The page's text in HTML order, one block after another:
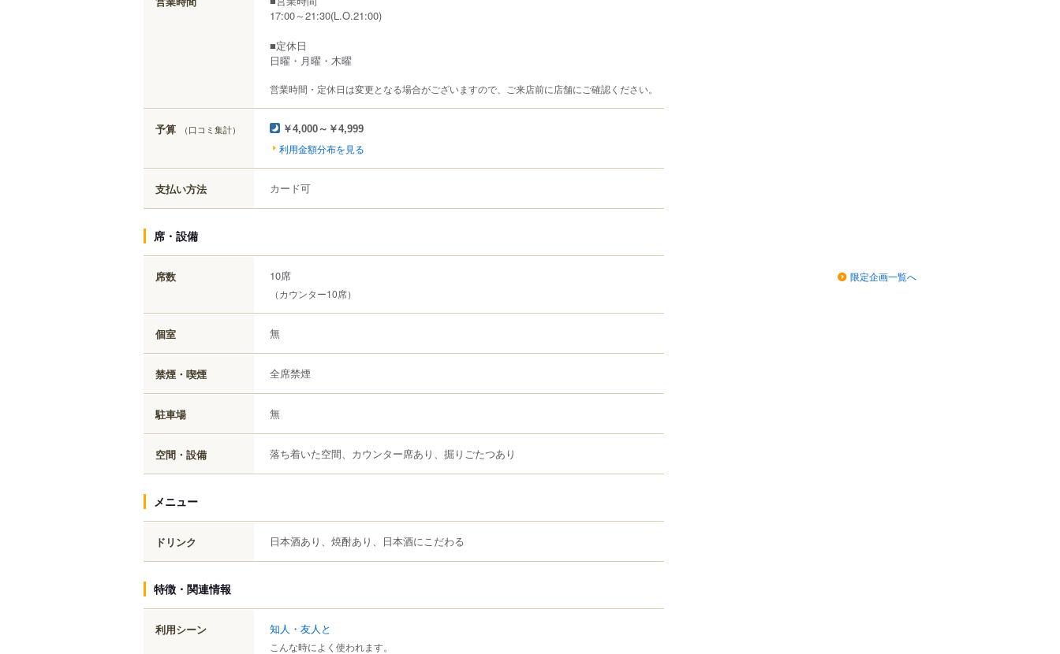
17:00～21:30(L.O.21:00)
■定休日
日曜・月曜・木曜
営業時間・定休日は変更となる場合がございますので、ご来店前に店舗にご確認ください。
予算 （口コミ集計） ￥4,000～￥4,999
利用金額分布を見る
支払い方法 カード可
席・設備
席数 10席
（カウンター10席）
個室 無
禁煙・喫煙 全席禁煙
駐車場 無
空間・設備 落ち着いた空間、カウンター席あり、掘りごたつあり
メニュー
ドリンク 日本酒あり、焼酎あり、日本酒にこだわる
特徴・関連情報
利用シーン 知人・友人と
こんな時によく使われます。
限定企画一覧へ